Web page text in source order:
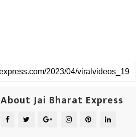
About Jai Bharat Express